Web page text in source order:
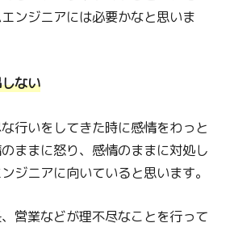
ンジニアには必要かなと思いま
ない
行いをしてきた時に感情をわっと
ままに怒り、感情のままに対処し
ジニアに向いていると思います。
営業などが理不尽なことを行って